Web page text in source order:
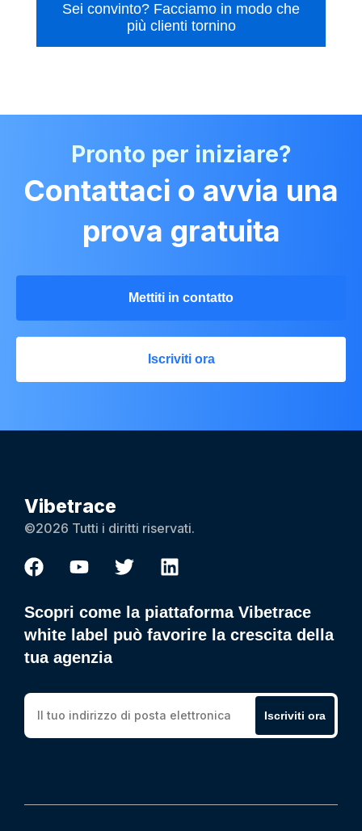
Sei convinto? Facciamo in modo che
più clienti tornino
Pronto per iniziare?
Contattaci o avvia una
prova gratuita
Mettiti in contatto
Iscriviti ora
Vibetrace
©2026 Tutti i diritti riservati.
Scopri come la piattaforma Vibetrace
white label può favorire la crescita della
tua agenzia
Iscriviti ora